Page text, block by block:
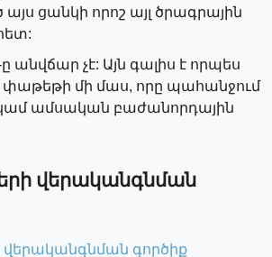
ցանկի որոշ այլ ծրագրային
ը անվճար չէ: Այն գալիս է որպես
փաթեթի մի մաս, որը պահանջում
ամսական բաժանորդային
վերականգնման
վերականգնման գործիք